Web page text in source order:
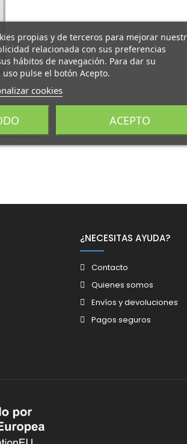
Incubadora Automática Profesional 1056 Huevos
propias y de terceros para mejorar
relacionada con sus preferencias
hábitos de navegación. Para dar su
pulse el botón Acepto.
cookies
ACEPTO
¿NECESITAS AYUDA?
Contacto
Quienes somos
Envíos y devoluciones
Pagos seguros